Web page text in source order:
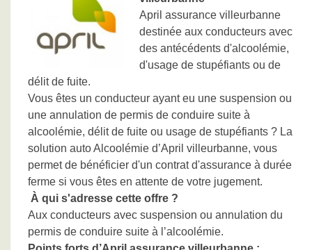
April assurance villeurbanne
destinée aux conducteurs avec
des antécédents d'alcoolémie,
d'usage de stupéfiants ou de
délit de fuite.
Vous êtes un conducteur ayant eu une suspension ou
une annulation de permis de conduire suite à
alcoolémie, délit de fuite ou usage de stupéfiants ? La
solution auto Alcoolémie d’April villeurbanne, vous
permet de bénéficier d'un contrat d'assurance à durée
ferme si vous êtes en attente de votre jugement.
À qui s'adresse cette offre ?
Aux conducteurs avec suspension ou annulation du
permis de conduire suite à l’alcoolémie.